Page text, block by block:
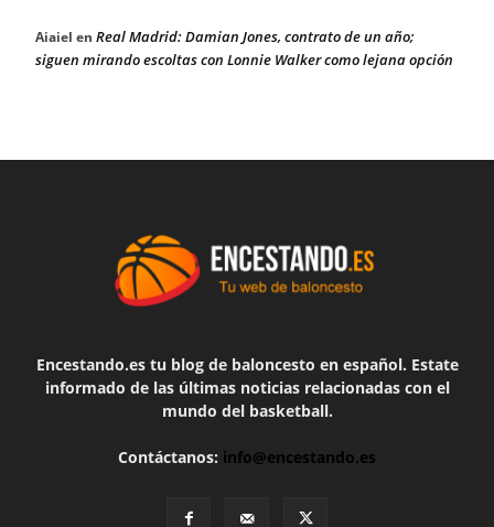
Aiaiel en Real Madrid: Damian Jones, contrato de un año;
siguen mirando escoltas con Lonnie Walker como lejana opción
Encestando.es tu blog de baloncesto en español. Estate
informado de las últimas noticias relacionadas con el
mundo del basketball.
Contáctanos: info@encestando.es